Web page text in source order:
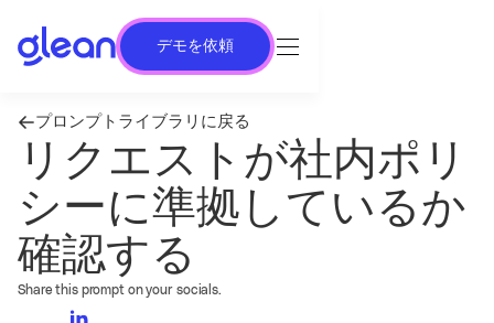
デモを依頼
プロンプトライブラリに戻る
リクエストが社内ポリ
シーに準拠しているか
確認する
Share this prompt on your socials.